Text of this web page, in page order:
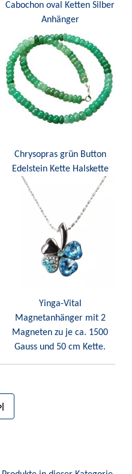
Cabochon oval Ketten Silber
Anhänger
Chrysopras grün Button
Edelstein Kette Halskette
Yinga-Vital
Magnetanhänger mit 2
Magneten zu je ca. 1500
Gauss und 50 cm Kette.